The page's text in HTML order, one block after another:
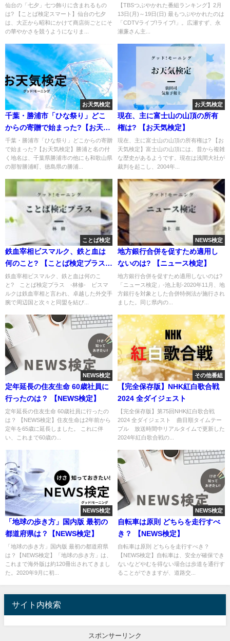
ト】
仙台の「七夕」七つ飾りに含まれるもの
は? 【ことば検定スマート】仙台の七夕
は、大正から昭和にかけて商店街ごとにそ
の華やかさを競うようになりま...
題の曲 熱唱
【TBSつぶやかれた番組ランキング】2月
13日(月)～19日(日) 最もつぶやかれたのは
「CDTVライブ!ライブ!」。広瀬すず、永
瀬廉さん主...
お天気検定
千葉・勝浦市「ひな祭り」どこ
からの寄贈で始まった?【お天気
検定】
千葉・勝浦市「ひな祭り」どこからの寄贈
で始まった?【お天気検定】勝浦と名の付
く地名は、千葉県勝浦市の他にも和歌山県
の那智勝浦町、徳島県の勝浦...
お天気検定
現在、主に富士山の山頂の所有
権は? 【お天気検定】
現在、主に富士山の山頂の所有権は? 【お
天気検定】富士山の山頂には、昔から複雑
な歴史があるようです。現在は浅間大社が
裁判を起こし、2004年...
ことば検定
鉄血宰相ビスマルク、鉄と血は
何のこと? 【ことば検定プラス】
林修
鉄血宰相ビスマルク、鉄と血は何のこ
と? ことば検定プラス -林修- ビスマ
ルクは鉄血宰相と言われ、卓越した外交手
腕で周辺国と次々と同盟を結び...
NEWS検定
地方銀行合併を促すため適用し
ないのは? 【ニュース検定】
地方銀行合併を促すため適用しないのは?
「ニュース検定」-池上彰-2020年11月、地
方銀行を対象とした合併特例法が施行され
ました。同じ県内の...
NEWS検定
定年延長の住友生命 60歳社員に
行ったのは？ 【NEWS検定】
定年延長の住友生命 60歳社員に行ったの
は？ 【NEWS検定】住友生命は2年前から
定年を65歳に延長しました。 これに伴
い、これまで60歳の...
その他番組
【完全保存版】NHK紅白歌合戦
2024 全ダイジェスト
【完全保存版】第75回NHK紅白歌合戦
2024 全ダイジェスト 曲目順タイムテー
ブル 放送時間中リアルタイムで更新した
2024年紅白歌合戦の...
NEWS検定
「地球の歩き方」国内版 最初の
都道府県は？【NEWS検定】
「地球の歩き方」国内版 最初の都道府県
は？【NEWS検定】「地球の歩き方」は、
これまで海外版は約120冊出されてきまし
た。2020年9月に初...
NEWS検定
自転車は原則 どちらを走行すべ
き？ 【NEWS検定】
自転車は原則 どちらを走行すべき？
【NEWS検定】自転車は、安全が確保でき
ないなどやむを得ない場合は歩道を通行す
ることができますが、道路交...
サイト内検索
スポンサーリンク